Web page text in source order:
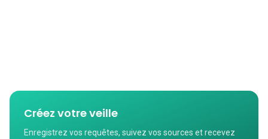
Créez votre veille
Enregistrez vos requêtes, suivez vos sources et recevez